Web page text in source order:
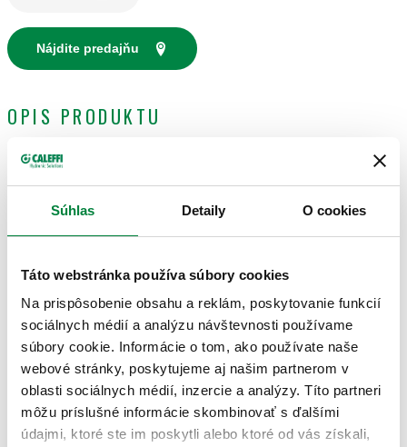
Súhlas Detaily O cookies
Táto webstránka používa súbory cookies
Na prispôsobenie obsahu a reklám, poskytovanie funkcií
sociálnych médií a analýzu návštevnosti používame
súbory cookie. Informácie o tom, ako používate naše
webové stránky, poskytujeme aj našim partnerom v
oblasti sociálnych médií, inzercie a analýzy. Títo partneri
môžu príslušné informácie skombinovať s ďalšími
údajmi, ktoré ste im poskytli alebo ktoré od vás získali,
Nájdite predajňu
OPIS PRODUKTU
Termostatická regulačná jednotka pre
Možno použiť na ľavej i pravej strane.
TECHNICKÉ ÚDAJE
Typ čerpadla:EVOSTA2 70/130
Hlavná stredná vzdialenosť:125 mm
Elektrické napájanie:230 V AC
Stredný rozsah teploty prostredia:5–100 °C
Maximálny prevádzkový tlak :10 bar